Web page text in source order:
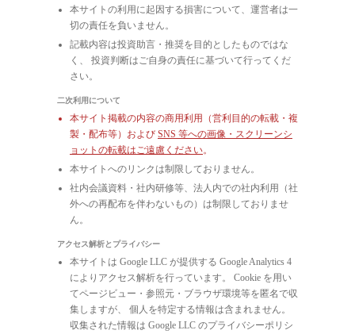
本サイトの利用に起因する損害について、運営者は一
切の責任を負いません。
記載内容は投資助言・推奨を目的としたものではな
く、 投資判断はご自身の責任に基づいて行ってくだ
さい。
二次利用について
本サイト掲載の内容の商用利用（営利目的の転載・複
製・配布等）および SNS 等への画像・スクリーンシ
ョットの転載はご遠慮ください。
本サイトへのリンクは制限しておりません。
社内会議資料・社内研修等、法人内での社内利用（社
外への再配布を伴わないもの）は制限しておりませ
ん。
アクセス解析とプライバシー
本サイトは Google LLC が提供する Google Analytics 4
によりアクセス解析を行っています。 Cookie を用い
てページビュー・参照元・ブラウザ環境等を匿名で収
集しますが、 個人を特定する情報は含まれません。
収集された情報は Google LLC のプライバシーポリシ